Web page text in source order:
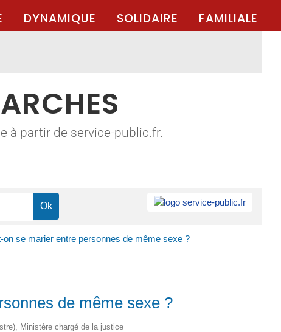
DYNAMIQUE SOLIDAIRE FAMILIALE
à partir de service-public.fr.
on se marier entre personnes de même sexe ?
de même sexe ?
Ministère chargé de la justice